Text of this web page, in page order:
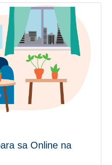
sa Online na